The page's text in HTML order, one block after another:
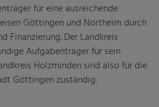
für eine ausreichende
Göttingen und Northeim durch
Finanzierung. Der Landkreis
Aufgabenträger für sein
Holzminden sind also für die
Göttingen zuständig.